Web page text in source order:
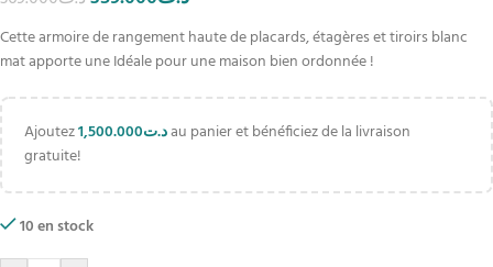
Cette armoire de rangement haute de placards, étagères et tiroirs blanc
mat apporte une Idéale pour une maison bien ordonnée !
Ajoutez د.ت1,500.000
au panier et bénéficiez de la livraison
gratuite!
10 en stock